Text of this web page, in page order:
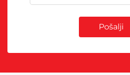
Pošalji